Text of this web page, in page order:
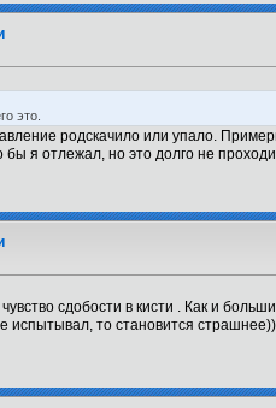
это.
родскачило или упало.
бы я отлежал, но это долго не
сдобости в кисти . Как и
испытывал, то становится